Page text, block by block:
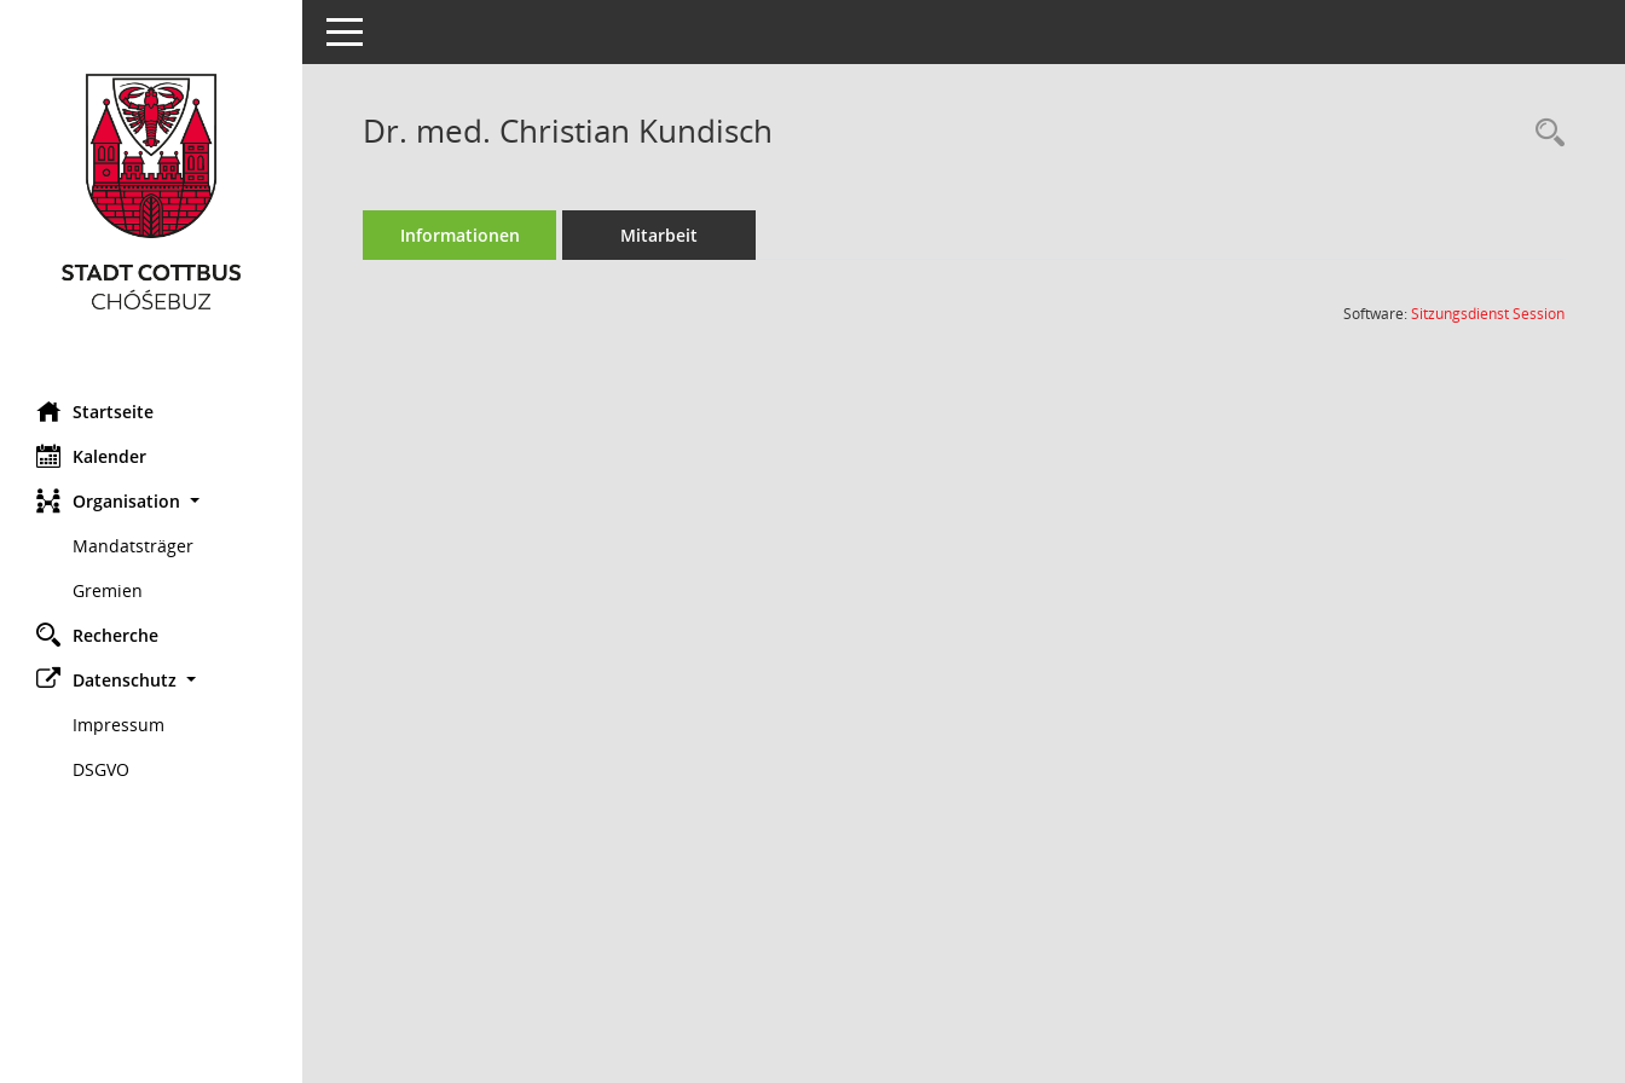
Startseite
Kalender
Organisation
Mandatsträger
Gremien
Recherche
Datenschutz
Impressum
DSGVO
Toggle navigation
Dr. med. Christian Kundisch
Informationen Mitarbeit
Software:SitzungsdienstSession(Wird in